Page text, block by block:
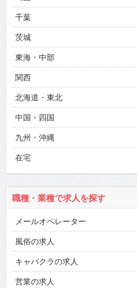
千葉
茨城
東海・中部
関西
北海道・東北
中国・四国
九州・沖縄
在宅
職種・業種で求人を探す
メールオペレーター
風俗の求人
キャバクラの求人
営業の求人